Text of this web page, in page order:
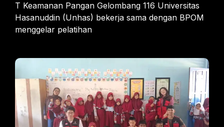
T Keamanan Pangan Gelombang 116 Universitas
Hasanuddin (Unhas) bekerja sama dengan BPOM
menggelar pelatihan